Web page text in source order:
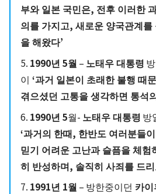
부와 일본 국민은, 전후 이러한
의를 가지고, 새로운 양국관계를
을 해왔다’
5. 1990년 5월 – 노태우 대통령
이 ‘과거 일본이 초래한 불행 때
겪으셨던 고통을 생각하면 통석
6. 1990년 5월- 노태우 대통령 방
‘과거의 한때, 한반도 여러분들
믿기 어려운 고난과 슬픔을 체험
히 반성하며, 솔직히 사죄를 드
7. 1991년 1월 – 방한중이던 카이